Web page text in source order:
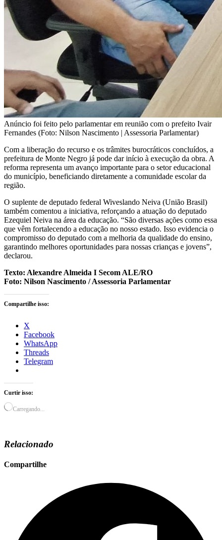
Anúncio foi feito pelo parlamentar em reunião com o prefeito Ivair
Fernandes (Foto: Nilson Nascimento | Assessoria Parlamentar)
Com a liberação do recurso e os trâmites burocráticos concluídos, a
prefeitura de Monte Negro já pode dar início à execução da obra. A
reforma representa um avanço importante para o setor educacional
do município, beneficiando diretamente a comunidade escolar da
região.
O suplente de deputado federal Wiveslando Neiva (União Brasil)
também comentou a iniciativa, reforçando a atuação do deputado
Ezequiel Neiva na área da educação. “São diversas ações como essa
que vêm fortalecendo a educação no nosso estado. Isso evidencia o
compromisso do deputado com a melhoria da qualidade do ensino,
garantindo melhores oportunidades para nossas crianças e jovens”,
declarou.
Texto: Alexandre Almeida I Secom ALE/RO
Foto: Nilson Nascimento / Assessoria Parlamentar
Compartilhe isso:
X
Facebook
WhatsApp
Threads
Telegram
Curtir isso:
Carregando...
Relacionado
Compartilhe